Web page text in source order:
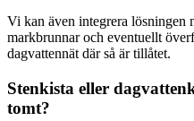
Vi kan även integrera lösningen
markbrunnar och eventuellt
dagvattennät där så är tillåtet.
Stenkista eller
tomt?